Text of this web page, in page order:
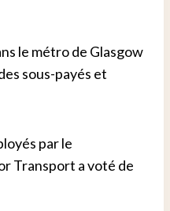
le métro de Glasgow
sous-payés et
par le
Transport a voté de